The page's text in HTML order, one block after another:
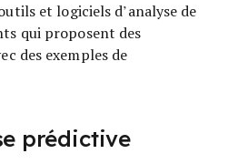
et logiciels d’analyse de
qui proposent des
des exemples de
prédictive